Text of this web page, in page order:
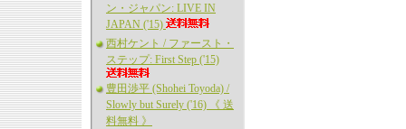
ン・ジャパン: LIVE IN
JAPAN ('15)
西村ケント / ファースト・
ステップ: First Step ('15)
豊田渉平 (Shohei Toyoda) /
Slowly but Surely ('16) 《 送
料無料 》